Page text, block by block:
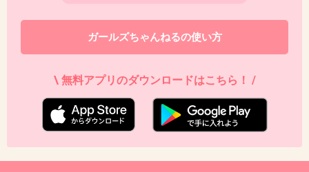
ガールズちゃんねるの使い方
\ 無料アプリのダウンロードはこちら！ /